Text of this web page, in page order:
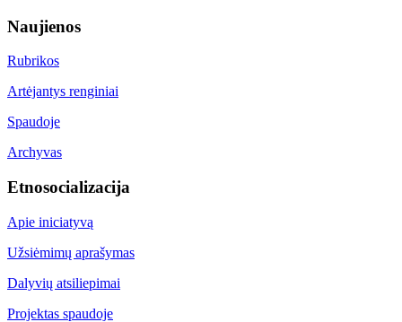
Naujienos
Rubrikos
Artėjantys renginiai
Spaudoje
Archyvas
Etnosocializacija
Apie iniciatyvą
Užsiėmimų aprašymas
Dalyvių atsiliepimai
Projektas spaudoje